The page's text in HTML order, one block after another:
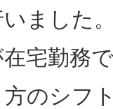
ました
宅勤務
のシフ